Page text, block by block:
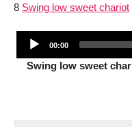
8 Swing low sweet chariot
Current
00:00
Swing low sweet